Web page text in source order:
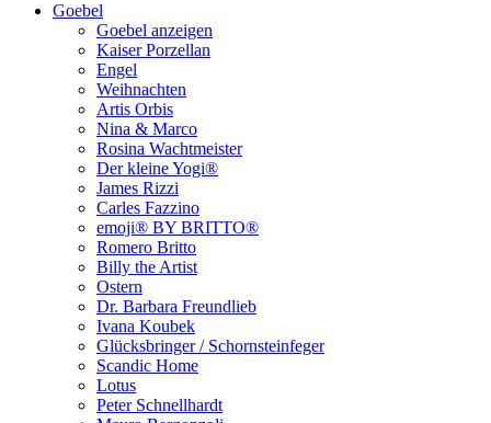
Goebel
Goebel anzeigen
Kaiser Porzellan
Engel
Weihnachten
Artis Orbis
Nina & Marco
Rosina Wachtmeister
Der kleine Yogi®
James Rizzi
Carles Fazzino
emoji® BY BRITTO®
Romero Britto
Billy the Artist
Ostern
Dr. Barbara Freundlieb
Ivana Koubek
Glücksbringer / Schornsteinfeger
Scandic Home
Lotus
Peter Schnellhardt